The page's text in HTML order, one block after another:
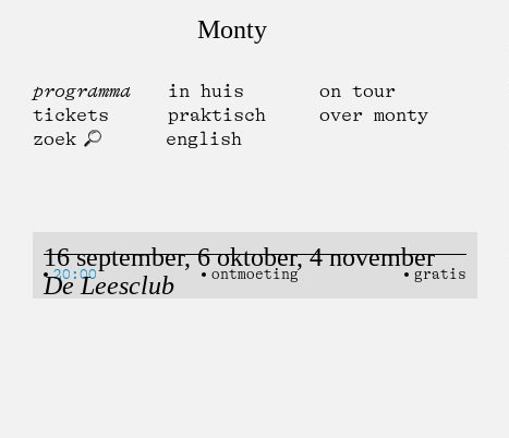
Monty
programma in huis
on tour
tickets
praktisch
over monty
zoek
english
16 september, 6 oktober, 4 november
De Leesclub
20:00 ontmoeting gratis